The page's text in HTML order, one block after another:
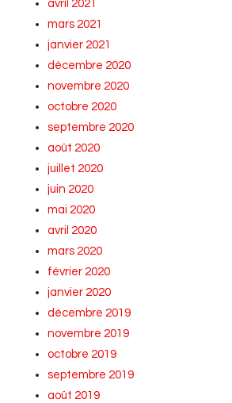
avril 2021
mars 2021
janvier 2021
décembre 2020
novembre 2020
octobre 2020
septembre 2020
août 2020
juillet 2020
juin 2020
mai 2020
avril 2020
mars 2020
février 2020
janvier 2020
décembre 2019
novembre 2019
octobre 2019
septembre 2019
août 2019